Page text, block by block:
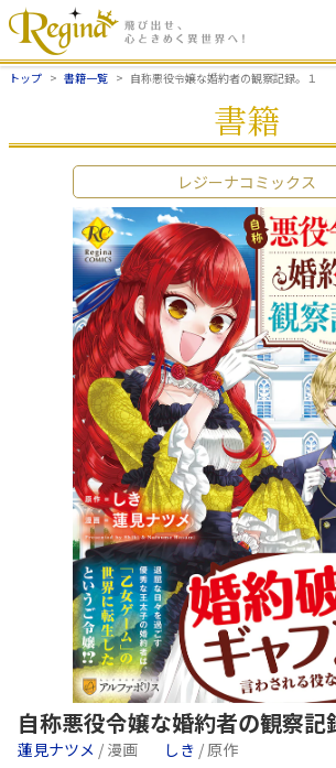
トップ 書籍一覧 自称悪役令嬢な婚約者の観察記録。１
書籍
レジーナコミックス
自称悪役令嬢な婚約者の観察記
蓮見ナツメ / 漫画 しき / 原作